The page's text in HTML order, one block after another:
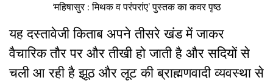
‘महिषासुर : मिथक व परंपरांए’ पुस्तक का कवर पृष्ठ
यह दस्तावेजी किताब अपने तीसरे खंड में जाकर
वैचारिक तौर पर और तीखी हो जाती है और सदियों से
चली आ रही है झूठ और लूट की ब्राह्मणवादी व्यवस्था से